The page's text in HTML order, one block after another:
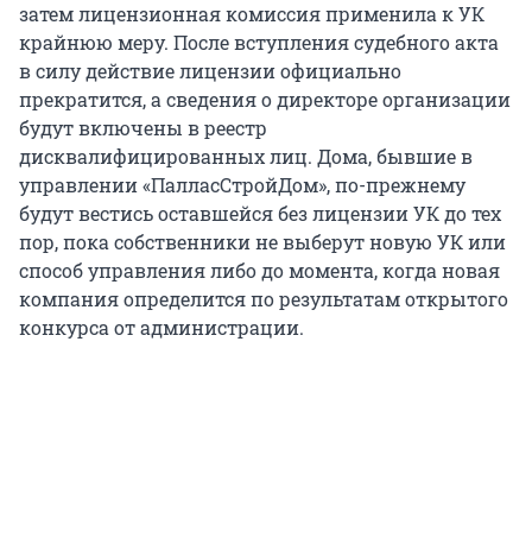
затем лицензионная комиссия применила к УК
крайнюю меру. После вступления судебного акта
в силу действие лицензии официально
прекратится, а сведения о директоре организации
будут включены в реестр
дисквалифицированных лиц. Дома, бывшие в
управлении «ПалласСтройДом», по-прежнему
будут вестись оставшейся без лицензии УК до тех
пор, пока собственники не выберут новую УК или
способ управления либо до момента, когда новая
компания определится по результатам открытого
конкурса от администрации.